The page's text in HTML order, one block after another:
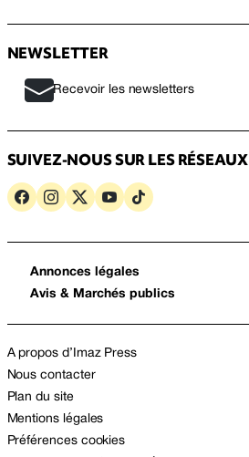
NEWSLETTER
Recevoir les newsletters
SUIVEZ-NOUS SUR LES RÉSEAUX
Annonces légales
Avis & Marchés publics
A propos d’Imaz Press
Nous contacter
Plan du site
Mentions légales
Préférences cookies